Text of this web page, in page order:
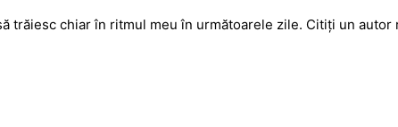
trăiesc chiar în ritmul meu în următoarele zile. Citiți un